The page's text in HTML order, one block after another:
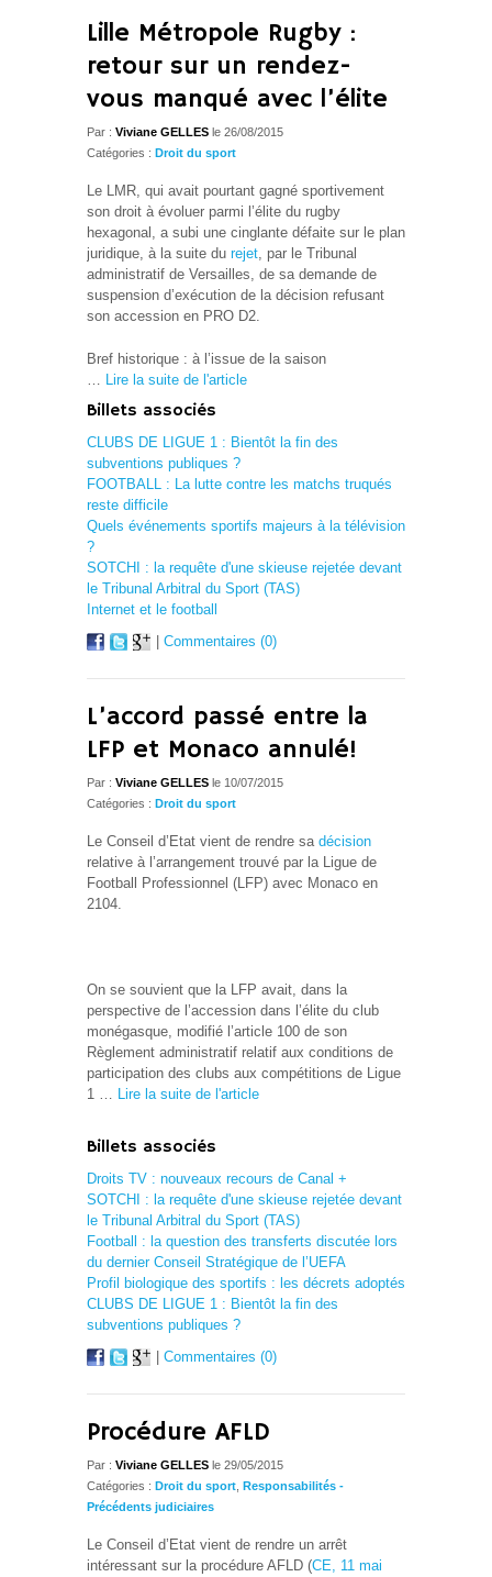
Lille Métropole Rugby :
retour sur un rendez-
vous manqué avec l’élite
Par : Viviane GELLES le 26/08/2015
Catégories : Droit du sport
Le LMR, qui avait pourtant gagné sportivement
son droit à évoluer parmi l’élite du rugby
hexagonal, a subi une cinglante défaite sur le plan
juridique, à la suite du rejet, par le Tribunal
administratif de Versailles, de sa demande de
suspension d’exécution de la décision refusant
son accession en PRO D2.
Bref historique : à l’issue de la saison
… Lire la suite de l'article
Billets associés
CLUBS DE LIGUE 1 : Bientôt la fin des
subventions publiques ?
FOOTBALL : La lutte contre les matchs truqués
reste difficile
Quels événements sportifs majeurs à la télévision
?
SOTCHI : la requête d'une skieuse rejetée devant
le Tribunal Arbitral du Sport (TAS)
Internet et le football
Commentaires (0)
L’accord passé entre la
LFP et Monaco annulé!
Par : Viviane GELLES le 10/07/2015
Catégories : Droit du sport
Le Conseil d’Etat vient de rendre sa décision
relative à l’arrangement trouvé par la Ligue de
Football Professionnel (LFP) avec Monaco en
2104.
On se souvient que la LFP avait, dans la
perspective de l’accession dans l’élite du club
monégasque, modifié l’article 100 de son
Règlement administratif relatif aux conditions de
participation des clubs aux compétitions de Ligue
1 … Lire la suite de l'article
Billets associés
Droits TV : nouveaux recours de Canal +
SOTCHI : la requête d'une skieuse rejetée devant
le Tribunal Arbitral du Sport (TAS)
Football : la question des transferts discutée lors
du dernier Conseil Stratégique de l’UEFA
Profil biologique des sportifs : les décrets adoptés
CLUBS DE LIGUE 1 : Bientôt la fin des
subventions publiques ?
Commentaires (0)
Procédure AFLD
Par : Viviane GELLES le 29/05/2015
Catégories : Droit du sport Responsabilités -
Précédents judiciaires
Le Conseil d’Etat vient de rendre un arrêt
intéressant sur la procédure AFLD (CE, 11 mai